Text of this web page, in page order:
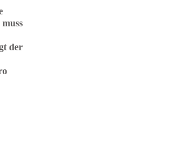
der